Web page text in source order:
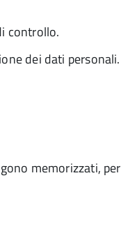
controllo.
dei dati personali.
memorizzati, per